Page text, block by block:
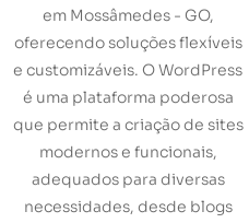
em Mossâmedes - GO,
oferecendo soluções flexíveis
e customizáveis. O WordPress
é uma plataforma poderosa
que permite a criação de sites
modernos e funcionais,
adequados para diversas
necessidades, desde blogs